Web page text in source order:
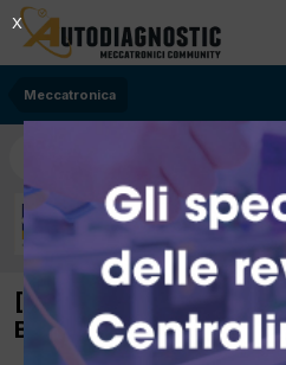
Meccatronica
[peugeot 206 c.c 10/
Benzina] conta km
X